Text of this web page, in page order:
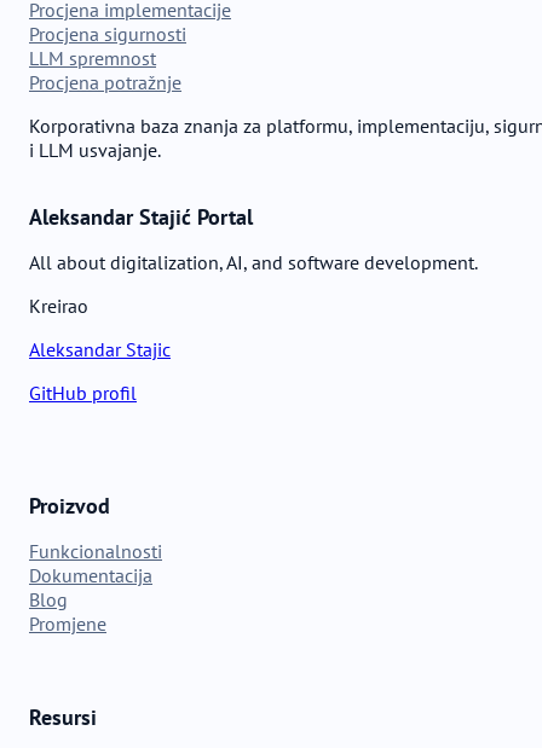
Procjena implementacije
Procjena sigurnosti
LLM spremnost
Procjena potražnje
Korporativna baza znanja za platformu, implementaciju,
i LLM usvajanje.
Aleksandar Stajić Portal
All about digitalization, AI, and software development.
Kreirao
Aleksandar Stajic
GitHub profil
Proizvod
Funkcionalnosti
Dokumentacija
Blog
Promjene
Resursi